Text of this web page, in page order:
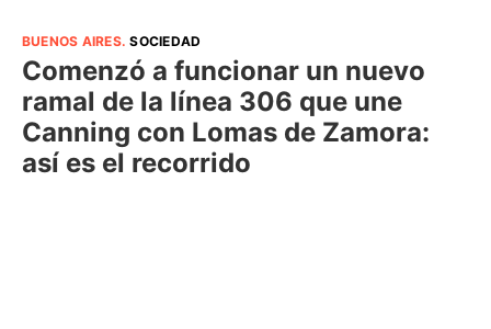
BUENOS AIRES.SOCIEDAD
Comenzó a funcionar un nuevo
ramal de la línea 306 que une
Canning con Lomas de Zamora:
así es el recorrido